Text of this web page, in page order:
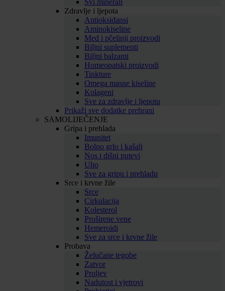
Svi minerali
Zdravlje i ljepota
Antioksidansi
Aminokiseline
Med i pčelinji proizvodi
Biljni suplementi
Biljni balzami
Homeopatski proizvodi
Tinkture
Omega masne kiseline
Kolageni
Sve za zdravlje i ljepotu
Prikaži sve dodatke prehrani
SAMOLIJEČENJE
Gripa i prehlada
Imunitet
Bolno grlo i kašalj
Nos i dišni putevi
Uho
Sve za gripu i prehladu
Srce i krvne žile
Srce
Cirkulacija
Kolesterol
Proširene vene
Hemeroidi
Sve za srce i krvne žile
Probava
Želučane tegobe
Zatvor
Proljev
Nadutost i vjetrovi